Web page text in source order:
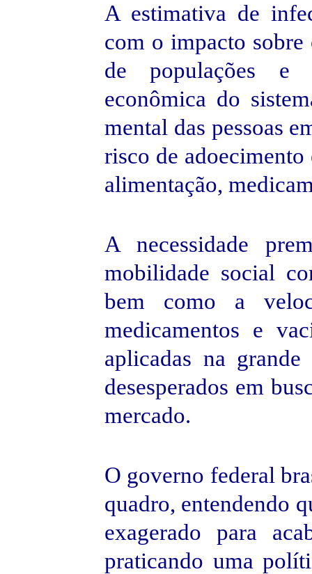
A estimativa de
com o impacto sobre
de populações e
econômica do
mental das pessoas
risco de adoecimento
alimentação,
A necessidade
mobilidade social
bem como a
medicamentos e
aplicadas na
desesperados em
mercado.
O governo federal
quadro, entendendo
exagerado para
praticando uma